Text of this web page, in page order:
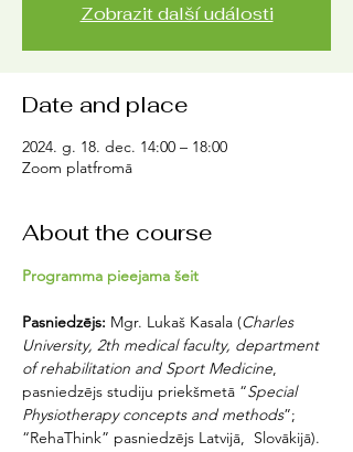
Zobrazit další události
Date and place
2024. g. 18. dec. 14:00 – 18:00
Zoom platfromā
About the course
Programma pieejama šeit
Pasniedzējs: Mgr. Lukaš Kasala (Charles
University, 2th medical faculty, department
of rehabilitation and Sport Medicine,
pasniedzējs studiju priekšmetā “Special
Physiotherapy concepts and methods”;
“RehaThink” pasniedzējs Latvijā,  Slovākijā).